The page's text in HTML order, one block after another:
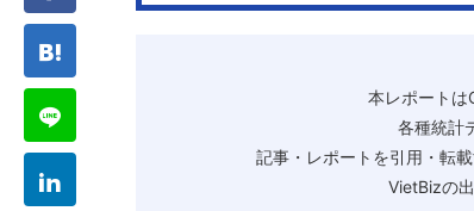
本レポートは
各種統計
記事・レポートを引用・転
VietBizの